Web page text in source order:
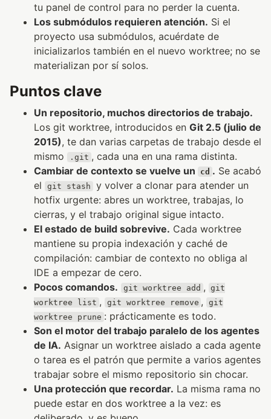
tu panel de control para no perder la cuenta.
Los submódulos requieren atención. Si el
proyecto usa submódulos, acuérdate de
inicializarlos también en el nuevo worktree; no se
materializan por sí solos.
Puntos clave
Un repositorio, muchos directorios de trabajo.
Los git worktree, introducidos en Git 2.5 (julio de
2015), te dan varias carpetas de trabajo desde el
mismo
.git , cada una en una rama distinta.
Cambiar de contexto se vuelve un
cd . Se acabó
el
git stash
y volver a clonar para atender un
hotfix urgente: abres un worktree, trabajas, lo
cierras, y el trabajo original sigue intacto.
El estado de build sobrevive. Cada worktree
mantiene su propia indexación y caché de
compilación: cambiar de contexto no obliga al
IDE a empezar de cero.
Pocos comandos.
git worktree add ,
git
worktree list , git worktree remove ,
git
worktree prune : prácticamente es todo.
Son el motor del trabajo paralelo de los agentes
de IA. Asignar un worktree aislado a cada agente
o tarea es el patrón que permite a varios agentes
trabajar sobre el mismo repositorio sin chocar.
Una protección que recordar. La misma rama no
puede estar en dos worktree a la vez: es